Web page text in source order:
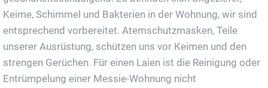
Keime, Schimmel und Bakterien in der Wohnung, wir sind
entsprechend vorbereitet. Atemschutzmasken, Teile
unserer Ausrüstung, schützen uns vor Keimen und den
strengen Gerüchen. Für einen Laien ist die Reinigung oder
Entrümpelung einer Messie-Wohnung nicht